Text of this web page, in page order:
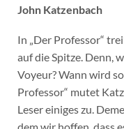
John Katzenbach
In „Der Professor“
auf die Spitze. Denn,
Voyeur? Wann wird
Professor“ mutet
Leser einiges zu.